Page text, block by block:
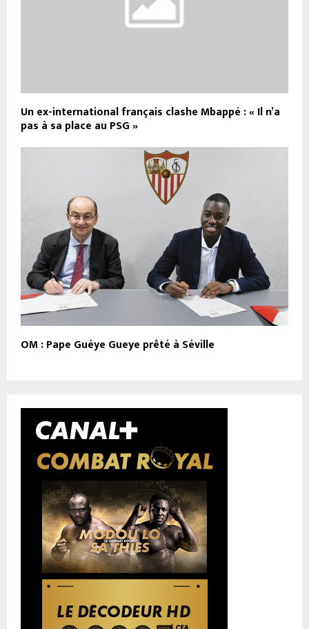
Un ex-international français clashe Mbappé : « Il n’a
pas à sa place au PSG »
OM : Pape Guèye Gueye prêté à Séville